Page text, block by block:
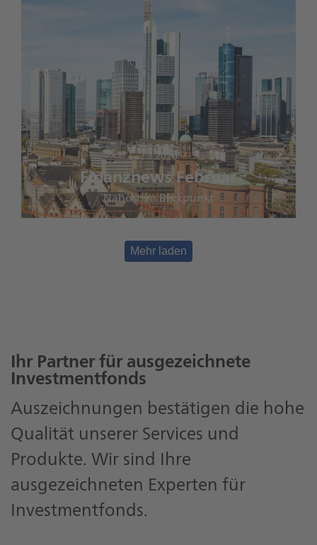
2.3.2026
Finanznews Februar
Nahost im Blickpunkt
Mehr laden
Ihr Partner für ausgezeichnete
Investmentfonds
Auszeichnungen bestätigen die hohe
Qualität unserer Services und
Produkte. Wir sind Ihre
ausgezeichneten Experten für
Investmentfonds.